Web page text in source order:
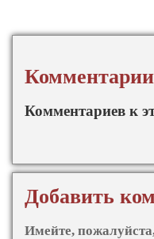
Комментарии
Комментариев к
Добавить
Имейте,